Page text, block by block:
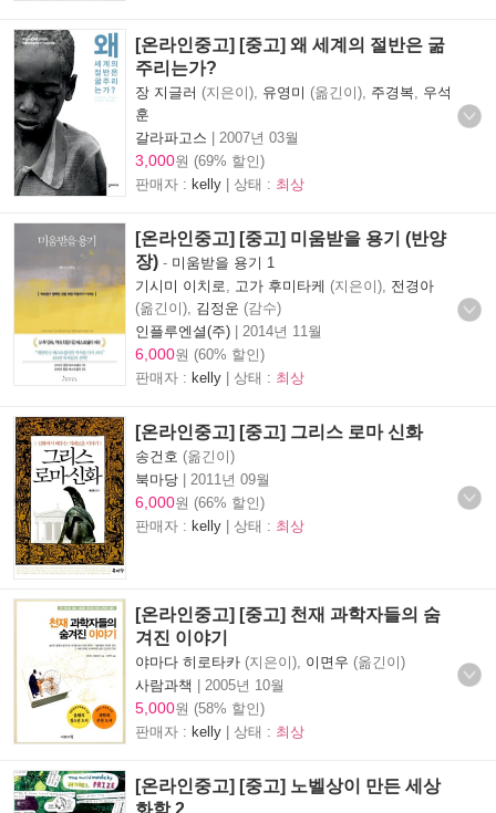
[온라인중고] [중고] 왜 세계의 절반은 굶
주리는가?
장 지글러 (지은이), 유영미 (옮긴이), 주경복
우석
훈
갈라파고스 | 2007년 03월
3,000원 (69% 할인)
판매자 : kelly | 상태 : 최상
[온라인중고] [중고] 미움받을 용기 (반양
장) - 미움받을 용기 1
기시미 이치로
고가 후미타케 (지은이), 전경아
(옮긴이), 김정운 (감수)
인플루엔셜(주) | 2014년 11월
6,000원 (60% 할인)
판매자 : kelly | 상태 : 최상
[온라인중고] [중고] 그리스 로마 신화
송건호 (옮긴이)
북마당 | 2011년 09월
6,000원 (66% 할인)
판매자 : kelly | 상태 : 최상
[온라인중고] [중고] 천재 과학자들의 숨
겨진 이야기
야마다 히로타카 (지은이), 이면우 (옮긴이)
사람과책 | 2005년 10월
5,000원 (58% 할인)
판매자 : kelly | 상태 : 최상
[온라인중고] [중고] 노벨상이 만든 세상
화학 2